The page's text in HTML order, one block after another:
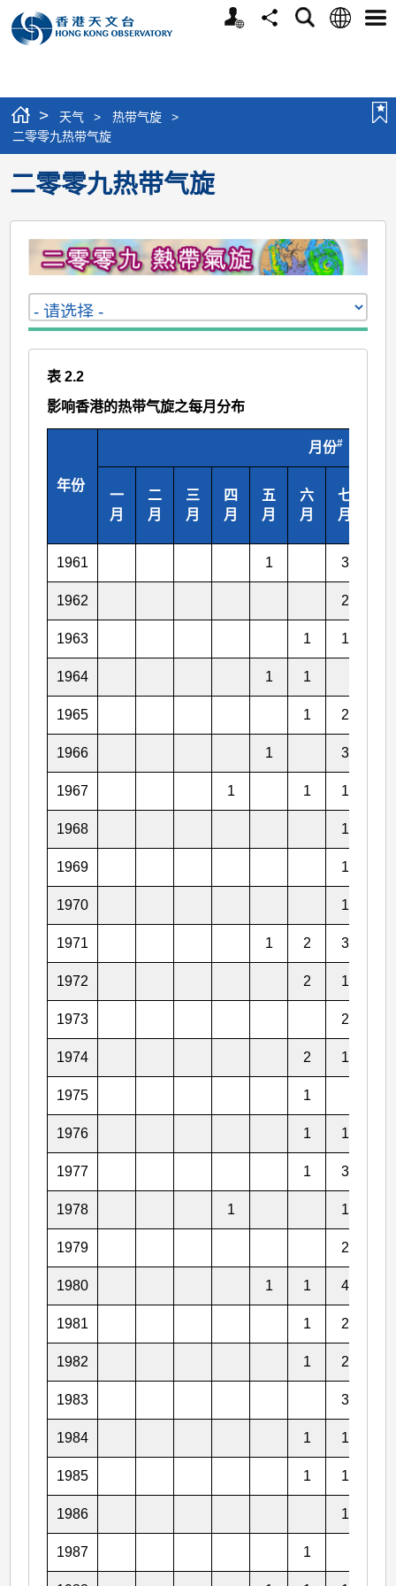
个
分
搜
语
选
> 天气 > 热带气旋
>
二零零九热带气旋
二零零九热带气旋
表 2.2
影响香港的热带气旋之每月分布
年份
月份#
一
月
二
月
三
月
四
月
五
月
六
月
七
月
1961 1 3
1962 2
1963 1 1
1964 1 1
1965 1 2
1966 1 3
1967 1 1 1
1968 1
1969 1
1970 1
1971 1 2 3
1972 2 1
1973 2
1974 2 1
1975 1
1976 1 1
1977 1 3
1978 1 1
1979 2
1980 1 1 4
1981 1 2
1982 1 2
1983 3
1984 1 1
1985 1 1
1986 1
1987 1